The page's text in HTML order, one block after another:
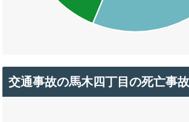
交通事故の馬木四丁目の死亡事